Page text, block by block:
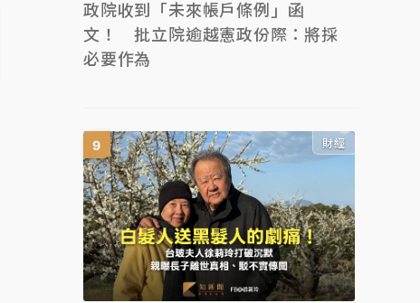
政院收到「未來帳戶條例」函
文！ 批立院逾越憲政份際：將採
必要作為
財經